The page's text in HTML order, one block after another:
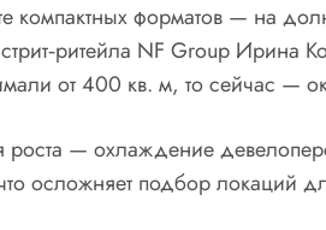
компактных форматов — на
NF Group Ирина
от 400 кв. м, то сейчас —
роста — охлаждение
осложняет подбор локаций